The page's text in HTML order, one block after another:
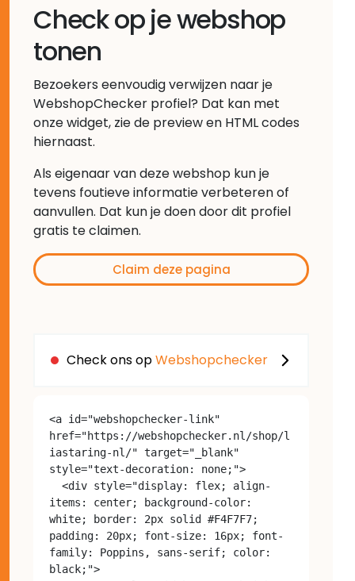
Check op je webshop
tonen
Bezoekers eenvoudig verwijzen naar je
WebshopChecker profiel? Dat kan met
onze widget, zie de preview en HTML codes
hiernaast.
Als eigenaar van deze webshop kun je
tevens foutieve informatie verbeteren of
aanvullen. Dat kun je doen door dit profiel
gratis te claimen.
Claim deze pagina
Check ons opWebshopchecker
<a id="webshopchecker-link"
href="https://webshopchecker.nl/shop/l
iastaring-nl/" target="_blank"
style="text-decoration: none;">
items: center; background-color:
white; border: 2px solid #F4F7F7;
padding: 20px; font-size: 16px; font-
family: Poppins, sans-serif; color:
black;">